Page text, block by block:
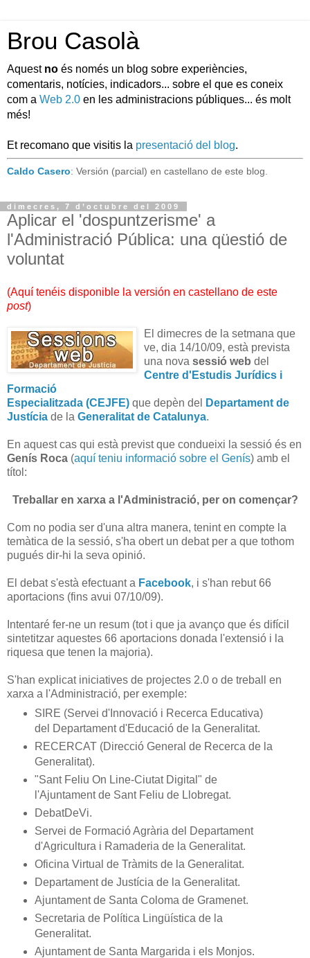
Brou Casolà
Aquest no és només un blog sobre experiències,
comentaris, notícies, indicadors... sobre el que es coneix
com a Web 2.0 en les administracions públiques... és molt
més!
Et recomano que visitis la presentació del blog.
Caldo Casero: Versión (parcial) en castellano de este blog.
dimecres, 7 d’octubre del 2009
Aplicar el 'dospuntzerisme' a
l'Administració Pública: una qüestió de
voluntat
(Aquí tenéis disponible la versión en castellano de este
post)
El dimecres de la setmana que
ve, dia 14/10/09, està prevista
una nova sessió web del
Centre d'Estudis Jurídics i
Formació
Especialitzada (CEJFE) que depèn del
Departament de
Justícia de la Generalitat de Catalunya.
En aquest cas qui està previst que condueixi la sessió és en
Genís Roca (aquí teniu informació sobre el Genís) amb el
títol:
Treballar en xarxa a l'Administració, per on començar?
Com no podia ser d'una altra manera, tenint en compte la
temàtica de la sessió, s'ha obert un debat per a que tothom
pugués dir-hi la seva opinió.
El debat s'està efectuant a Facebook, i s'han rebut 66
aportacions (fins avui 07/10/09).
Intentaré fer-ne un resum (tot i que ja avanço que és difícil
sintetitzar aquestes 66 aportacions donada l'extensió i la
riquesa que tenen la majoria).
S'han explicat iniciatives de projectes 2.0 o de treball en
xarxa a l'Administració, per exemple:
SIRE (Servei d'Innovació i Recerca Educativa)
del Departament d'Educació de la Generalitat.
RECERCAT (Direcció General de Recerca de la
Generalitat).
"Sant Feliu On Line-Ciutat Digital" de
l'Ajuntament de Sant Feliu de Llobregat.
DebatDeVi.
Servei de Formació Agrària del Departament
d'Agricultura i Ramaderia de la Generalitat.
Oficina Virtual de Tràmits de la Generalitat.
Departament de Justícia de la Generalitat.
Ajuntament de Santa Coloma de Gramenet.
Secretaria de Política Lingüística de la
Generalitat.
Ajuntament de Santa Margarida i els Monjos.